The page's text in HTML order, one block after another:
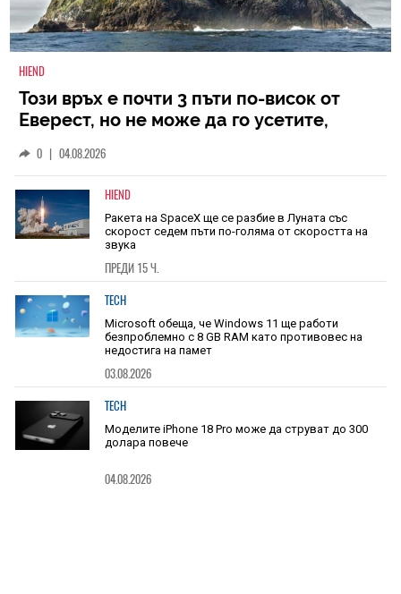
HIEND
Този връх е почти 3 пъти по-висок от
Еверест, но не може да го усетите,
0 | 04.08.2026
HIEND
Ракета на SpaceX ще се разбие в Луната със
скорост седем пъти по-голяма от скоростта на
звука
ПРЕДИ 15 Ч.
TECH
Microsoft обеща, че Windows 11 ще работи
безпроблемно с 8 GB RAM като противовес на
недостига на памет
03.08.2026
TECH
Моделите iPhone 18 Pro може да струват до 300
долара повече
04.08.2026